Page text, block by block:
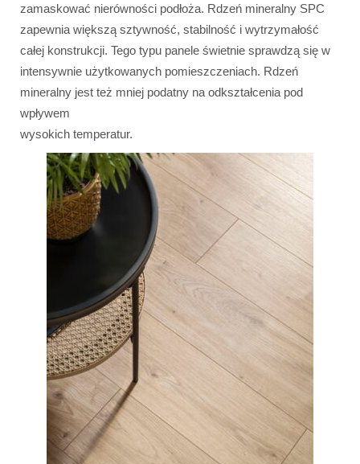
zamaskować nierówności podłoża. Rdzeń mineralny SPC
zapewnia większą sztywność, stabilność i wytrzymałość
całej konstrukcji. Tego typu panele świetnie sprawdzą się w
intensywnie użytkowanych pomieszczeniach. Rdzeń
mineralny jest też mniej podatny na odkształcenia pod
wpływem
wysokich temperatur.